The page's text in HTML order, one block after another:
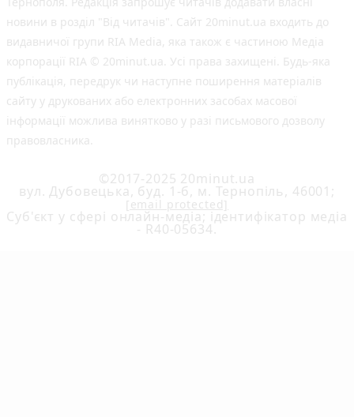
новини в розділ "Від читачів". Сайт 20minut.ua входить до
видавничої групи RIA Media, яка також є частиною Медіа
корпорації RIA © 20minut.ua. Усі права захищені. Будь-яка
публiкацiя, передрук чи наступне поширення матеріалів
сайту у друкованих або електронних засобах масової
інформації можлива винятково у разі письмового дозволу
правовласника.
©2017-2025 20minut.ua
вул. Дубовецька, буд. 1-б, м. Тернопіль, 46001;
[email protected]
Cуб'єкт у сфері онлайн-медіа; ідентифікатор медіа
- R40-05634.